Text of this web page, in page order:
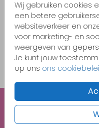
Wij gebruiken cookies
een betere
websiteverkeer en
voor marketing- en
weergeven van
Je kunt jouw
op ons ons
Bestel gemakkelijk
OMSCHRIJVING
Roestbruin met gouden inlay
Prijs:€ 0,75 per 1